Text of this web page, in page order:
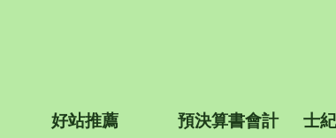
好站推薦
預決算書會計
士